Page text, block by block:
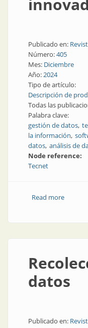
Publicado en:
Número:405
Mes: Diciembre
Año:2024
Tipo de artículo:
Descripción de
Todas las
Palabra clave:
gestión de datos
la información
datos análisis de
Node reference:
Tecnet
Read moreabout
datos
Publicado en: